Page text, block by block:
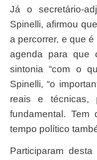
Já o secretário-adjunto da Sesap, Petrônio
Spinelli, afirmou
a percorrer, e que
agenda para que
sintonia “com o
Spinelli, “o
reais e técnicas,
fundamental.
tempo político
Participaram desta primeira reunião, além do